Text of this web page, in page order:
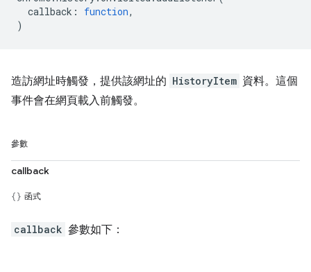
callback : function,
)
造訪網址時觸發，提供該網址的 HistoryItem 資料。這個
事件會在網頁載入前觸發。
參數
callback
函式
callback 參數如下：